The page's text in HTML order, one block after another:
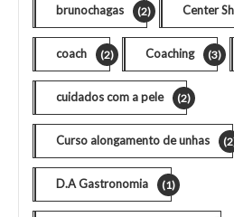
brunochagas (2) Center
coach (2) Coaching (3)
cuidados com a pele (2)
Curso alongamento de unhas
D.A Gastronomia (1)